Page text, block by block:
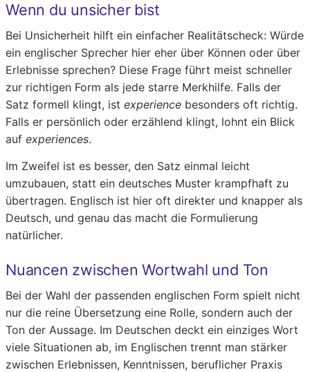
Wenn du unsicher bist
Bei Unsicherheit hilft ein einfacher Realitätscheck: Würde
ein englischer Sprecher hier eher über Können oder über
Erlebnisse sprechen? Diese Frage führt meist schneller
zur richtigen Form als jede starre Merkhilfe. Falls der
Satz formell klingt, ist experience besonders oft richtig.
Falls er persönlich oder erzählend klingt, lohnt ein Blick
auf experiences.
Im Zweifel ist es besser, den Satz einmal leicht
umzubauen, statt ein deutsches Muster krampfhaft zu
übertragen. Englisch ist hier oft direkter und knapper als
Deutsch, und genau das macht die Formulierung
natürlicher.
Nuancen zwischen Wortwahl und Ton
Bei der Wahl der passenden englischen Form spielt nicht
nur die reine Übersetzung eine Rolle, sondern auch der
Ton der Aussage. Im Deutschen deckt ein einziges Wort
viele Situationen ab, im Englischen trennt man stärker
zwischen Erlebnissen, Kenntnissen, beruflicher Praxis